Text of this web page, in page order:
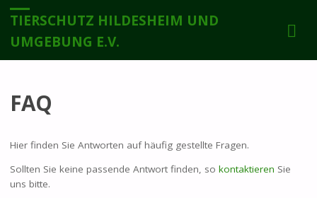
TIERSCHUTZ HILDESHEIM UND
UMGEBUNG E.V.
FAQ
Hier finden Sie Antworten auf häufig gestellte Fragen.
Sollten Sie keine passende Antwort finden, so kontaktieren Sie
uns bitte.